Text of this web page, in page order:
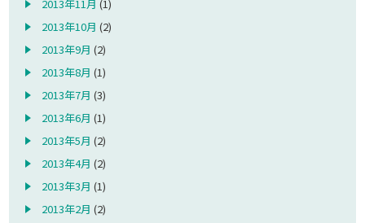
2013年11月 (1)
2013年10月 (2)
2013年9月 (2)
2013年8月 (1)
2013年7月 (3)
2013年6月 (1)
2013年5月 (2)
2013年4月 (2)
2013年3月 (1)
2013年2月 (2)